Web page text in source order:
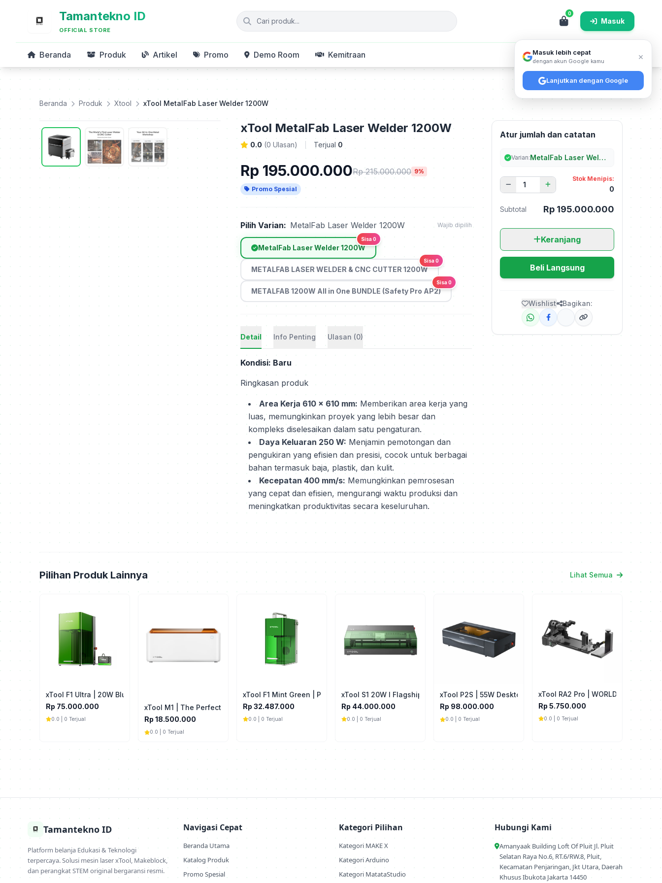
Tamantekno ID
OFFICIAL STORE
0
Masuk
Beranda Produk Artikel Promo Demo Room Kemitraan
Beranda Produk Xtool xTool MetalFab Laser Welder 1200W
xTool MetalFab Laser Welder 1200W
0.0 (0 Ulasan) Terjual 0
Rp 195.000.000Rp 215.000.000 9%
Promo Spesial
Pilih Varian: MetalFab Laser Welder 1200W Wajib dipilih
MetalFab Laser Welder 1200W
Sisa 0
METALFAB LASER WELDER & CNC CUTTER 1200W
Sisa 0
METALFAB 1200W All in One BUNDLE (Safety Pro AP2)
Sisa 0
Detail Info Penting Ulasan (0)
Kondisi: Baru
Ringkasan produk
Area Kerja 610 x 610 mm: Memberikan area kerja yang
luas, memungkinkan proyek yang lebih besar dan
kompleks diselesaikan dalam satu pengaturan.
Daya Keluaran 250 W: Menjamin pemotongan dan
pengukiran yang efisien dan presisi, cocok untuk berbagai
bahan termasuk baja, plastik, dan kulit.
Kecepatan 400 mm/s: Memungkinkan pemrosesan
yang cepat dan efisien, mengurangi waktu produksi dan
meningkatkan produktivitas secara keseluruhan.
Atur jumlah dan catatan
Varian: MetalFab Laser Welder 1200W
Stok Menipis:
0
Subtotal Rp 195.000.000
Keranjang
Beli Langsung
Wishlist Bagikan:
Pilihan Produk Lainnya Lihat Semua
xTool F1 Ultra | 20W Blue Diode & Fiber Laser
Rp 75.000.000
0.0 | 0 Terjual
xTool M1 | The Perfect Crafting Machine
Rp 18.500.000
0.0 | 0 Terjual
xTool F1 Mint Green | Portable and High Speed Laser Engraver
Rp 32.487.000
0.0 | 0 Terjual
xTool S1 20W I Flagship Diode Laser Cutter
Rp 44.000.000
0.0 | 0 Terjual
xTool P2S | 55W Desktop CO2 Laser Cutter
Rp 98.000.000
0.0 | 0 Terjual
xTool RA2 Pro | WORLD'S FIRST
Rp 5.750.000
0.0 | 0 Terjual
Tamantekno ID
Platform belanja Edukasi & Teknologi
terpercaya. Solusi mesin laser xTool, Makeblock,
dan perangkat STEM original bergaransi resmi.
Navigasi Cepat
Beranda Utama
Katalog Produk
Promo Spesial
Kategori Pilihan
Kategori MAKE X
Kategori Arduino
Kategori MatataStudio
Hubungi Kami
Amanyaak Building Loft Of Pluit Jl. Pluit
Selatan Raya No.6, RT.6/RW.8, Pluit,
Kecamatan Penjaringan, Jkt Utara, Daerah
Khusus Ibukota Jakarta 14450
Masuk lebih cepat
dengan akun Google kamu ×
Lanjutkan dengan Google